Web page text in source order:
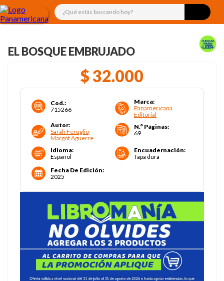
¿Qué estás buscando hoy?
EL BOSQUE EMBRUJADO
$ 32.000
Cod.:
715266
Marca:
Panamericana
Editorial
Autor:
Sarah Feruglio,
Margot Aguerre
N.° Páginas:
69
Idioma:
Español
Encuadernación:
Tapa dura
Fecha De Edición:
2025